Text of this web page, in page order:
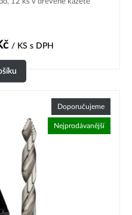
/ KS s DPH
Doporučujeme
Nejprodávanější